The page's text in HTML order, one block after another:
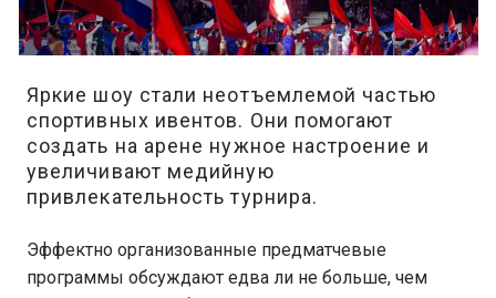
Яркие шоу стали неотъемлемой частью
спортивных ивентов. Они помогают
создать на арене нужное настроение и
увеличивают медийную
привлекательность турнира.
Эффектно организованные предматчевые
программы обсуждают едва ли не больше, чем